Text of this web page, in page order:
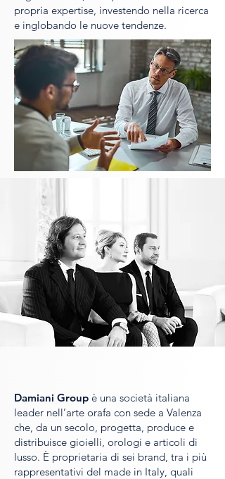
propria expertise, investendo nella ricerca
e inglobando le nuove tendenze.
Damiani Group è una società italiana
leader nell’arte orafa con sede a Valenza
che, da un secolo, progetta, produce e
distribuisce gioielli, orologi e articoli di
lusso. È proprietaria di sei brand, tra i più
rappresentativi del made in Italy, quali